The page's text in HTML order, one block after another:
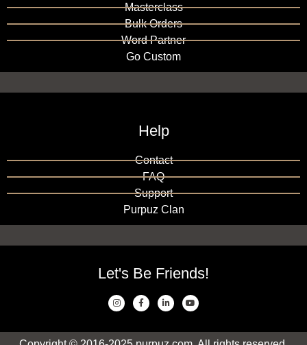
Masterclass
Bulk Orders
Word Partner
Go Custom
Help
Contact
FAQ
Support
Purpuz Clan
Let's Be Friends!